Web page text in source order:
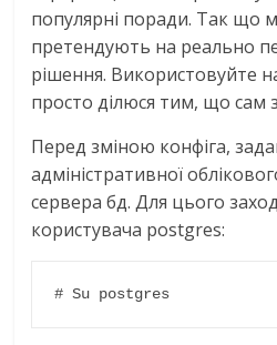
популярні поради. Так що
претендують на реально
рішення. Використовуйте
просто ділюся тим, що сам
Перед зміною конфіга,
адміністративної
сервера бд. Для цього
користувача postgres:
# Su postgres